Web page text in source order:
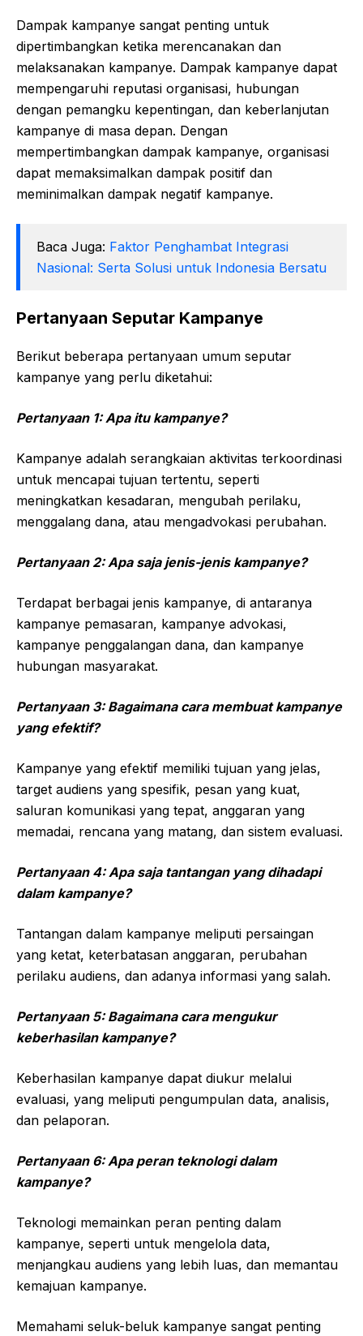
Dampak kampanye sangat penting untuk
dipertimbangkan ketika merencanakan dan
melaksanakan kampanye. Dampak kampanye dapat
mempengaruhi reputasi organisasi, hubungan
dengan pemangku kepentingan, dan keberlanjutan
kampanye di masa depan. Dengan
mempertimbangkan dampak kampanye, organisasi
dapat memaksimalkan dampak positif dan
meminimalkan dampak negatif kampanye.
Baca Juga: Faktor Penghambat Integrasi
Nasional: Serta Solusi untuk Indonesia Bersatu
Pertanyaan Seputar Kampanye
Berikut beberapa pertanyaan umum seputar
kampanye yang perlu diketahui:
Pertanyaan 1: Apa itu kampanye?
Kampanye adalah serangkaian aktivitas terkoordinasi
untuk mencapai tujuan tertentu, seperti
meningkatkan kesadaran, mengubah perilaku,
menggalang dana, atau mengadvokasi perubahan.
Pertanyaan 2: Apa saja jenis-jenis kampanye?
Terdapat berbagai jenis kampanye, di antaranya
kampanye pemasaran, kampanye advokasi,
kampanye penggalangan dana, dan kampanye
hubungan masyarakat.
Pertanyaan 3: Bagaimana cara membuat kampanye
yang efektif?
Kampanye yang efektif memiliki tujuan yang jelas,
target audiens yang spesifik, pesan yang kuat,
saluran komunikasi yang tepat, anggaran yang
memadai, rencana yang matang, dan sistem evaluasi.
Pertanyaan 4: Apa saja tantangan yang dihadapi
dalam kampanye?
Tantangan dalam kampanye meliputi persaingan
yang ketat, keterbatasan anggaran, perubahan
perilaku audiens, dan adanya informasi yang salah.
Pertanyaan 5: Bagaimana cara mengukur
keberhasilan kampanye?
Keberhasilan kampanye dapat diukur melalui
evaluasi, yang meliputi pengumpulan data, analisis,
dan pelaporan.
Pertanyaan 6: Apa peran teknologi dalam
kampanye?
Teknologi memainkan peran penting dalam
kampanye, seperti untuk mengelola data,
menjangkau audiens yang lebih luas, dan memantau
kemajuan kampanye.
Memahami seluk-beluk kampanye sangat penting